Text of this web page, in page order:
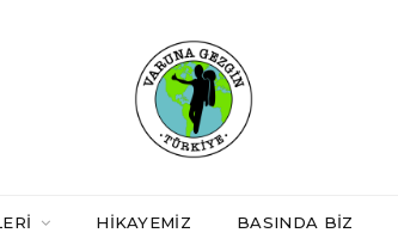
HIKAYEMIZ BASINDA BIZ